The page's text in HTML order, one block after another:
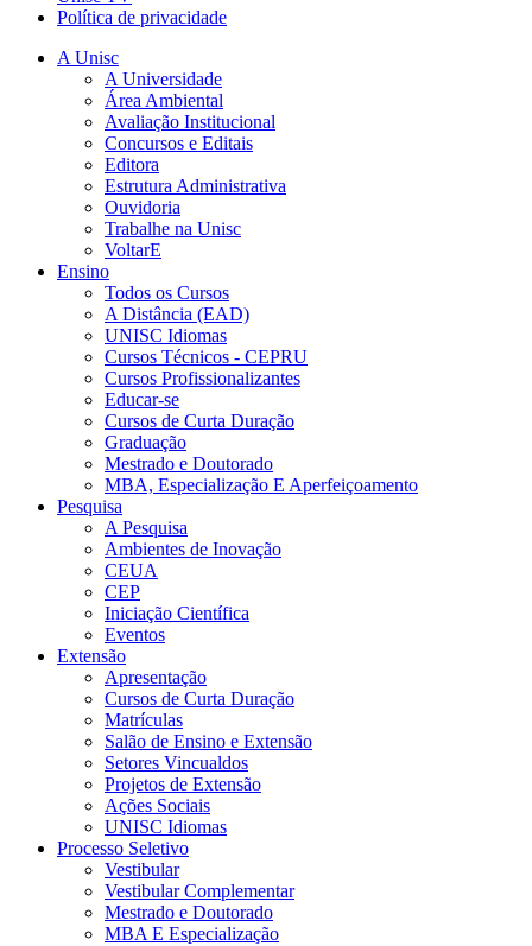
Política de privacidade
A Unisc
A Universidade
Área Ambiental
Avaliação Institucional
Concursos e Editais
Editora
Estrutura Administrativa
Ouvidoria
Trabalhe na Unisc
VoltarE
Ensino
Todos os Cursos
A Distância (EAD)
UNISC Idiomas
Cursos Técnicos - CEPRU
Cursos Profissionalizantes
Educar-se
Cursos de Curta Duração
Graduação
Mestrado e Doutorado
MBA, Especialização E Aperfeiçoamento
Pesquisa
A Pesquisa
Ambientes de Inovação
CEUA
CEP
Iniciação Científica
Eventos
Extensão
Apresentação
Cursos de Curta Duração
Matrículas
Salão de Ensino e Extensão
Setores Vincualdos
Projetos de Extensão
Ações Sociais
UNISC Idiomas
Processo Seletivo
Vestibular
Vestibular Complementar
Mestrado e Doutorado
MBA E Especialização